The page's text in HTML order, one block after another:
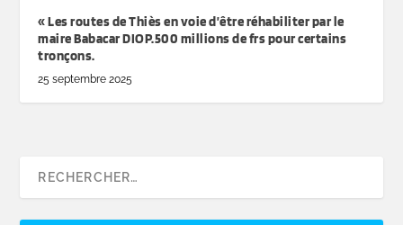
« Les routes de Thiès en voie d’être réhabiliter par le
maire Babacar DIOP.500 millions de frs pour certains
tronçons.
25 septembre 2025